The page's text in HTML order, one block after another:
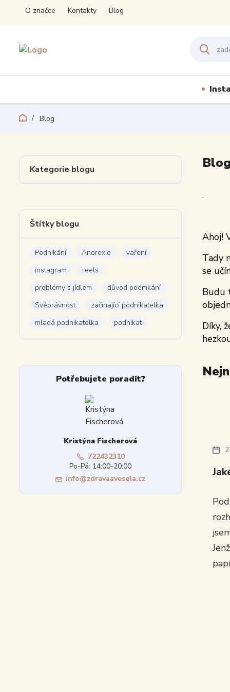
O značce Kontakty Blog
Blog
Kategorie blogu
Štítky blogu
Podnikání Anorexie
vaření
instagram
reels
problémy s jídlem
důvod podnikání
Svéprávnost
začínající podnikatelka
mladá podnikatelka
podnikat
Potřebujete poradit?
Kristýna Fischerová
722432310
Po-Pá: 14:00-20:00
info@zdravaavesela.cz
.
Ahoj!
Tady
se
Budu
Díky,